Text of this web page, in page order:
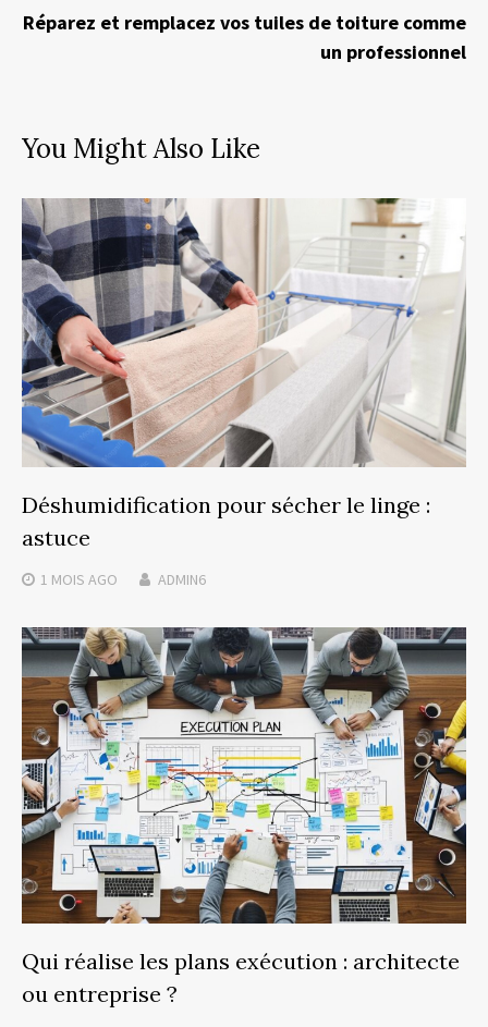
Réparez et remplacez vos tuiles de toiture comme
un professionnel
You Might Also Like
Déshumidification pour sécher le linge :
astuce
1 MOIS AGO ADMIN6
Qui réalise les plans exécution : architecte
ou entreprise ?